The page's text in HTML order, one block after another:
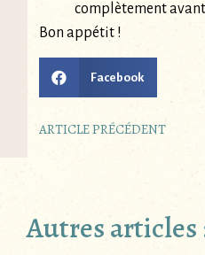
complètement
Bon appétit !
Facebook
ARTICLE PRÉCÉDENT
Autres articles